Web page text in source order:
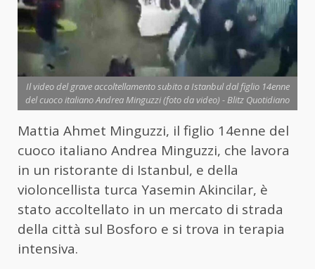
Il video del grave accoltellamento subito a Istanbul dal figlio 14enne
del cuoco italiano Andrea Minguzzi (foto da video) - Blitz Quotidiano
Mattia Ahmet Minguzzi, il figlio 14enne del
cuoco italiano Andrea Minguzzi, che lavora
in un ristorante di Istanbul, e della
violoncellista turca Yasemin Akincilar, è
stato accoltellato in un mercato di strada
della città sul Bosforo e si trova in terapia
intensiva.